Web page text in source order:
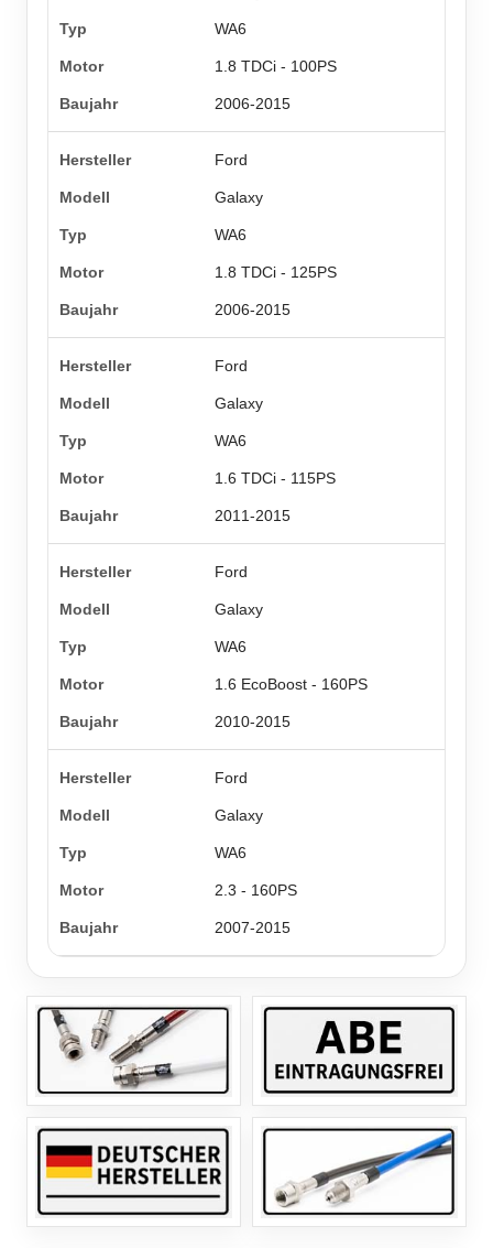
WA6
1.8 TDCi - 100PS
2006-2015
Ford
Galaxy
WA6
1.8 TDCi - 125PS
2006-2015
Ford
Galaxy
WA6
1.6 TDCi - 115PS
2011-2015
Ford
Galaxy
WA6
1.6 EcoBoost - 160PS
2010-2015
Ford
Galaxy
WA6
2.3 - 160PS
2007-2015